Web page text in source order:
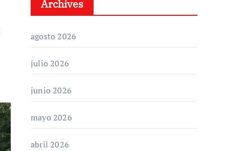
Archives
agosto 2026
julio 2026
junio 2026
mayo 2026
abril 2026